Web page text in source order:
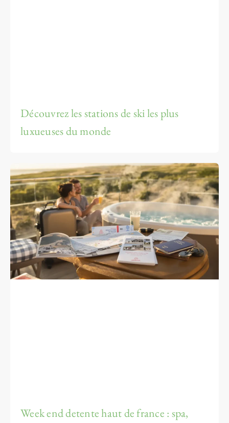
Découvrez les stations de ski les plus
luxueuses du monde
Week end detente haut de france : spa,